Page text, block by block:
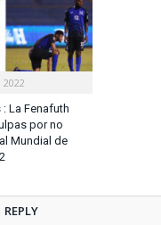
2022
La Fenafuth
por no
Mundial de